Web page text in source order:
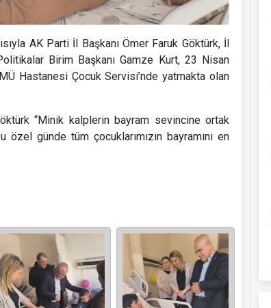
AK Parti İl Başkanı Ömer Faruk Göktürk, İl
Birim Başkanı Gamze Kurt, 23 Nisan
Hastanesi Çocuk Servisi’nde yatmakta olan
“Minik kalplerin bayram sevincine ortak
günde tüm çocuklarımızın bayramını en